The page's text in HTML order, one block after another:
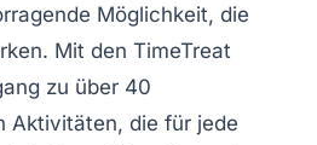
Möglichkeit, die
Mit den TimeTreat
zu über 40
Aktivitäten, die für jede